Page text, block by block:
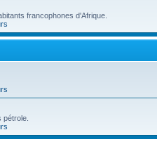
francophones d'Afrique.
pétrole.